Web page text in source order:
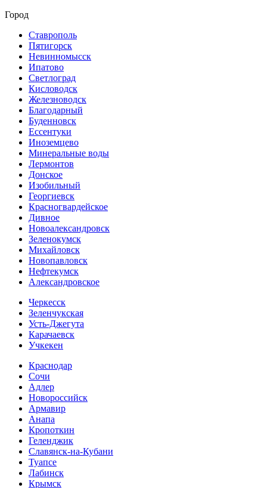
Город
Ставрополь
Пятигорск
Невинномысск
Ипатово
Светлоград
Кисловодск
Железноводск
Благодарный
Буденновск
Ессентуки
Иноземцево
Минеральные воды
Лермонтов
Донское
Изобильный
Георгиевск
Красногвардейское
Дивное
Новоалександровск
Зеленокумск
Михайловск
Новопавловск
Нефтекумск
Александровское
Черкесск
Зеленчукская
Усть-Джегута
Карачаевск
Учкекен
Краснодар
Сочи
Адлер
Новороссийск
Армавир
Анапа
Кропоткин
Геленджик
Славянск-на-Кубани
Туапсе
Лабинск
Крымск